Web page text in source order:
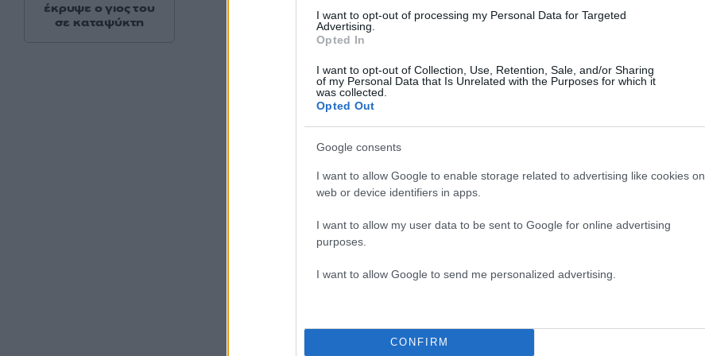
I want to opt-out of processing my Personal Data for Targeted
Advertising.
Opted In
I want to opt-out of Collection, Use, Retention, Sale, and/or Sharing
of my Personal Data that Is Unrelated with the Purposes for which it
was collected.
Opted Out
Google consents
I want to allow Google to enable storage related to advertising like cookies on
web or device identifiers in apps.
I want to allow my user data to be sent to Google for online advertising
purposes.
I want to allow Google to send me personalized advertising.
CONFIRM
έκρυψε ο γιος του
σε καταψύκτη